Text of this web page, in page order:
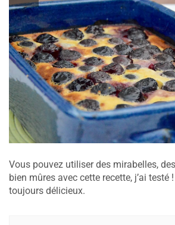
Vous pouvez utiliser des mirabelles,
bien mûres avec cette recette, j’ai testé
toujours délicieux.